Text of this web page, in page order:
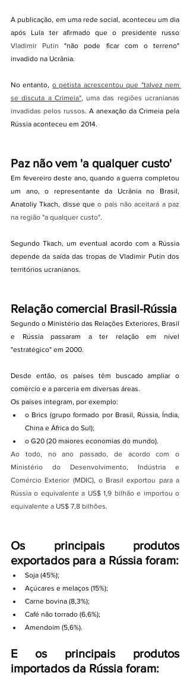
A publicação, em uma rede social, aconteceu um dia
Vladimir Putin "não pode ficar com o terreno"
invadido na Ucrânia.
No entanto, o petista acrescentou que "talvez nem
se discuta a Crimeia", uma das regiões ucranianas
invadidas pelos russos. A anexação da Crimeia pela
Rússia aconteceu em 2014.
Paz não vem 'a qualquer custo'
Em fevereiro deste ano, quando a guerra completou
um ano, o representante da Ucrânia no Brasil,
Anatoliy Tkach, disse que o país não aceitará a paz
na região "a qualquer custo".
Segundo Tkach, um eventual acordo com a Rússia
depende da saída das tropas de Vladimir Putin dos
territórios ucranianos.
Relação comercial Brasil-Rússia
Segundo o Ministério das Relações Exteriores, Brasil
e Rússia passaram a ter relação em nível
"estratégico" em 2000.
Desde então, os países têm buscado ampliar o
comércio e a parceria em diversas áreas.
Os países integram, por exemplo:
o Brics (grupo formado por Brasil, Rússia, Índia,
China e África do Sul);
o G20 (20 maiores economias do mundo).
Ao todo, no ano passado, de acordo com o
Ministério do Desenvolvimento, Indústria e
Comércio Exterior (MDIC), o Brasil exportou para a
Rússia o equivalente a US$ 1,9 bilhão e importou o
equivalente a US$ 7,8 bilhões.
Os principais produtos
exportados para a Rússia foram:
Soja (45%);
Açúcares e melaços (15%);
Carne bovina (8,3%);
Café não torrado (6,6%);
Amendoim (5,6%).
E os principais produtos
importados da Rússia foram: